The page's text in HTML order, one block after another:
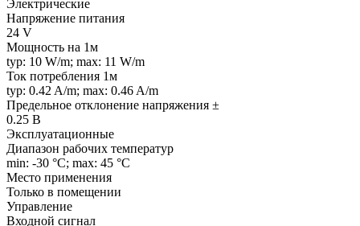
Электрические
Напряжение питания
24 V
Мощность на 1м
typ: 10 W/m; max: 11 W/m
Ток потребления 1м
typ: 0.42 A/m; max: 0.46 A/m
Предельное отклонение напряжения ±
0.25 В
Эксплуатационные
Диапазон рабочих температур
min: -30 °C; max: 45 °C
Место применения
Только в помещении
Управление
Входной сигнал